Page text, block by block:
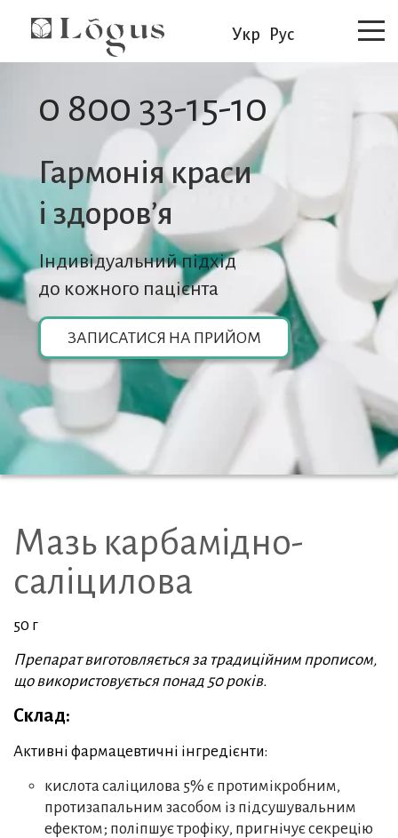
Укр Рус
0 800 33-15-10
Гармонія краси
i здоров’я
Індивідуальний підхід
до кожного пацієнта
ЗАПИСАТИСЯ НА ПРИЙОМ
Мазь карбамідно-
саліцилова
50 г
Препарат виготовляється за традиційним прописом,
що використовується понад 50 років.
Склад:
Активні фармацевтичні інгредієнти:
кислота саліцилова 5% є протимікробним,
протизапальним засобом із підсушувальним
ефектом; поліпшує трофіку, пригнічує секрецію